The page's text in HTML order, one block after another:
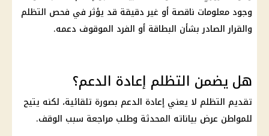
وجود معلومات ناقصة أو غير دقيقة قد يؤثر في فحص التظلم
والقرار الصادر بشأن البطاقة أو الفرد الموقوف دعمه.
هل يضمن التظلم إعادة الدعم؟
تقديم التظلم لا يعني إعادة الدعم بصورة تلقائية، لكنه يتيح
للمواطن عرض بياناته المحدثة وطلب مراجعة سبب الوقف.